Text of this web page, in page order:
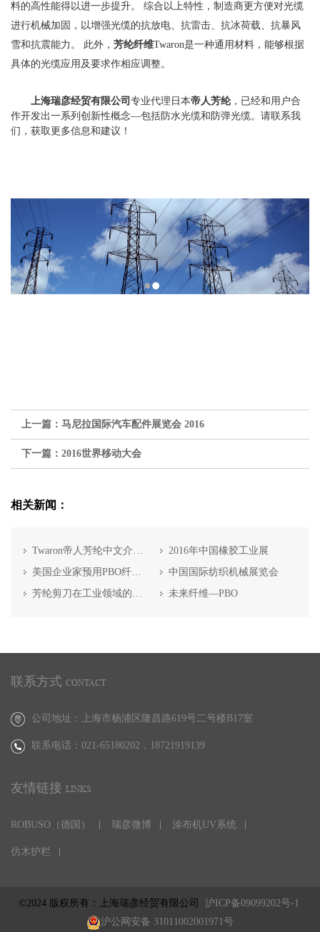
料的高性能得以进一步提升。 综合以上特性，制造商更方便对光缆
进行机械加固，以增强光缆的抗放电、抗雷击、抗冰荷载、抗暴风
雪和抗震能力。 此外， 芳纶纤维Twaron是一种通用材料，能够根据
具体的光缆应用及要求作相应调整。
上海瑞彦经贸有限公司 专业代理日本帝人芳纶 ，已经和用户合
作开发出一系列创新性概念—包括防水光缆和防弹光缆。请联系我
们，获取更多信息和建议！
上一篇： 马尼拉国际汽车配件展览会 2016
下一篇： 2016世界移动大会
相关新闻：
Twaron帝人芳纶中文介绍手册
2016年中国橡胶工业展
美国企业家预用PBO纤维拟造月球太空梯
中国国际纺织机械展览会
芳纶剪刀在工业领域的应用
未来纤维—PBO
联系方式 CONTACT
公司地址：上海市杨浦区隆昌路619号二号楼B17室
联系电话：021-65180202， 18721919139
友情链接 LINKS
ROBUSO（德国） 瑞彦微博 涂布机UV系统
仿木护栏
©2024 版权所有：上海瑞彦经贸有限公司 沪ICP备09099202号-1
沪公网安备 31011002001971号